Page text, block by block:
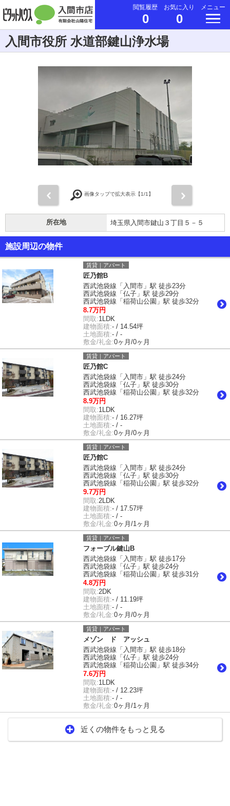
閲覧履歴
0
お気に入り
0
メニュー
入間市役所 水道部鍵山浄水場
画像タップで拡大表示【1/1】
所在地 埼玉県入間市鍵山３丁目５－５
施設周辺の物件
賃貸｜アパート
匠乃館B
西武池袋線「入間市」駅 徒歩23分
西武池袋線「仏子」駅 徒歩29分
西武池袋線「稲荷山公園」駅 徒歩32分
8.7万円
間取:1LDK
建物面積:- / 14.54坪
土地面積:- / -
敷金/礼金:0ヶ月/0ヶ月
賃貸｜アパート
匠乃館C
西武池袋線「入間市」駅 徒歩24分
西武池袋線「仏子」駅 徒歩30分
西武池袋線「稲荷山公園」駅 徒歩32分
8.9万円
間取:1LDK
建物面積:- / 16.27坪
土地面積:- / -
敷金/礼金:0ヶ月/0ヶ月
賃貸｜アパート
匠乃館C
西武池袋線「入間市」駅 徒歩24分
西武池袋線「仏子」駅 徒歩30分
西武池袋線「稲荷山公園」駅 徒歩32分
9.7万円
間取:2LDK
建物面積:- / 17.57坪
土地面積:- / -
敷金/礼金:0ヶ月/1ヶ月
賃貸｜アパート
フォーブル鍵山B
西武池袋線「入間市」駅 徒歩17分
西武池袋線「仏子」駅 徒歩24分
西武池袋線「稲荷山公園」駅 徒歩31分
4.8万円
間取:2DK
建物面積:- / 11.19坪
土地面積:- / -
敷金/礼金:0ヶ月/0ヶ月
賃貸｜アパート
メゾン ド アッシュ
西武池袋線「入間市」駅 徒歩18分
西武池袋線「仏子」駅 徒歩24分
西武池袋線「稲荷山公園」駅 徒歩34分
7.6万円
間取:1LDK
建物面積:- / 12.23坪
土地面積:- / -
敷金/礼金:0ヶ月/1ヶ月
近くの物件をもっと見る